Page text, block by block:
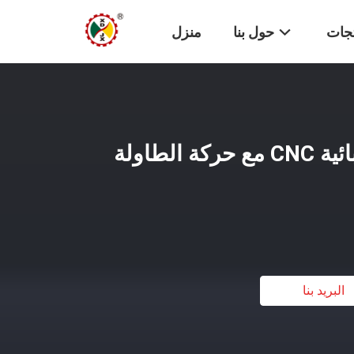
منزل حول بنا
آلة قطع الجسر الكهربائية CNC مع حركة الطاولة
البريد بنا